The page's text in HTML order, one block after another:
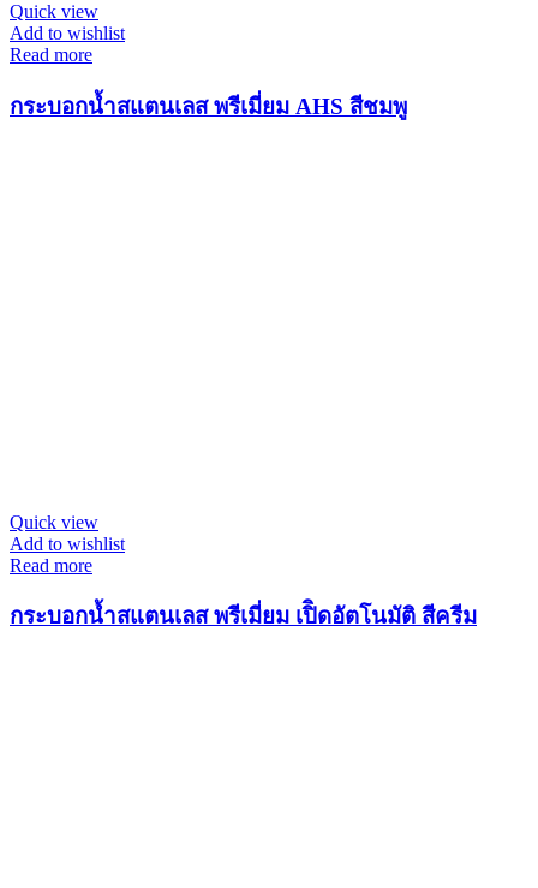
Quick view
Add to wishlist
Read more
กระบอกน้ำสแตนเลส พรีเมี่ยม AHS สีชมพู
Quick view
Add to wishlist
Read more
กระบอกน้ำสแตนเลส พรีเมี่ยม เปิิดอัตโนมัติ สีครีม